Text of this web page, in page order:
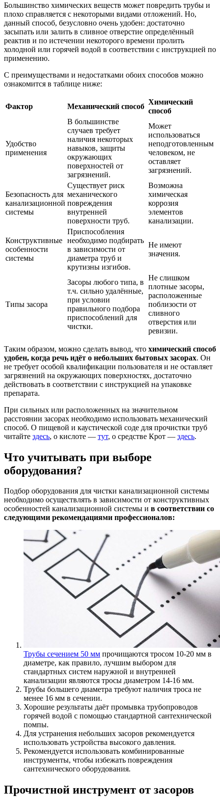
Большинство химических веществ может повредить трубы и
плохо справляется с некоторыми видами отложений. Но,
данный способ, безусловно очень удобен: достаточно
засыпать или залить в сливное отверстие определённый
реактив и по истечении некоторого времени пролить
холодной или горячей водой в соответствии с инструкцией по
применению.
С преимуществами и недостатками обоих способов можно
ознакомится в таблице ниже:
Фактор Механический способ
Химический
способ
Удобство
применения
В большинстве
случаев требует
наличия некоторых
навыков, защиты
окружающих
поверхностей от
загрязнений.
Может
использоваться
неподготовленным
человеком, не
оставляет
загрязнений.
Безопасность для
канализационной
системы
Существует риск
механического
повреждения
внутренней
поверхности труб.
Возможна
химическая
коррозия
элементов
канализации.
Конструктивные
особенности
системы
Приспособления
необходимо подбирать
в зависимости от
диаметра труб и
крутизны изгибов.
Не имеют
значения.
Типы засора
Засоры любого типа, в
т.ч. сильно удалённые,
при условии
правильного подбора
приспособлений для
чистки.
Не слишком
плотные засоры,
расположенные
поблизости от
сливного
отверстия или
ревизии.
Таким образом, можно сделать вывод, что химический способ
удобен, когда речь идёт о небольших бытовых засорах. Он
не требует особой квалификации пользователя и не оставляет
загрязнений на окружающих поверхностях, достаточно
действовать в соответствии с инструкцией на упаковке
препарата.
При сильных или расположенных на значительном
расстоянии засорах необходимо использовать механический
способ. О пищевой и каустической соде для прочистки труб
читайте здесь, о кислоте — тут, о средстве Крот — здесь.
Что учитывать при выборе
оборудования?
Подбор оборудования для чистки канализационной системы
необходимо осуществлять в зависимости от конструктивных
особенностей канализационной системы и в соответствии со
следующими рекомендациями профессионалов:
Трубы сечением 50 мм прочищаются тросом 10-20 мм в
диаметре, как правило, лучшим выбором для
стандартных систем наружной и внутренней
канализации являются тросы диаметром 14-16 мм.
Трубы большего диаметра требуют наличия троса не
менее 16 мм в сечении.
Хорошие результаты даёт промывка трубопроводов
горячей водой с помощью стандартной сантехнической
помпы.
Для устранения небольших засоров рекомендуется
использовать устройства высокого давления.
Рекомендуется использовать комбинированные
инструменты, чтобы избежать повреждения
сантехнического оборудования.
Прочистной инструмент от засоров